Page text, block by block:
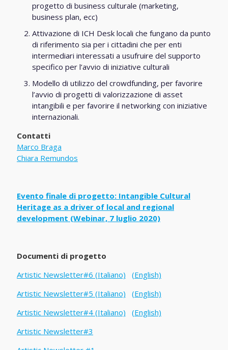
progetto di business culturale (marketing,
business plan, ecc)
Attivazione di ICH Desk locali che fungano da punto
di riferimento sia per i cittadini che per enti
intermediari interessati a usufruire del supporto
specifico per l’avvio di iniziative culturali
Modello di utilizzo del crowdfunding, per favorire
l’avvio di progetti di valorizzazione di asset
intangibili e per favorire il networking con iniziative
internazionali.
Contatti
Marco Braga
Chiara Remundos
Evento finale di progetto: Intangible Cultural
Heritage as a driver of local and regional
development (Webinar, 7 luglio 2020)
Documenti di progetto
Artistic Newsletter#6 (Italiano)
(English)
Artistic Newsletter#5 (Italiano)
(English)
Artistic Newsletter#4 (Italiano)
(English)
Artistic Newsletter#3